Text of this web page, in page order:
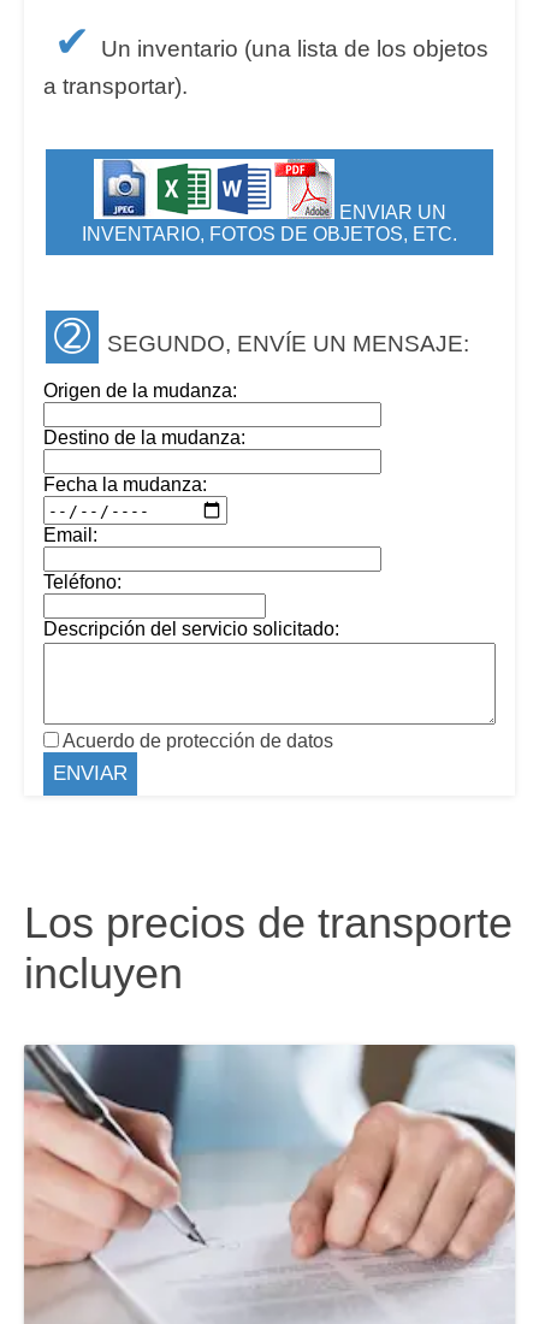
✔
Un inventario (una lista de los objetos
a transportar).
ENVIAR UN
INVENTARIO, FOTOS DE OBJETOS, ETC.
➁ SEGUNDO, ENVÍE UN MENSAJE:
Origen de la mudanza:
Destino de la mudanza:
Fecha la mudanza:
Email:
Teléfono:
Descripción del servicio solicitado:
Acuerdo de protección de datos
Los precios de transporte
incluyen